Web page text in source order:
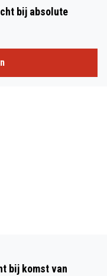
bij absolute
bij komst van